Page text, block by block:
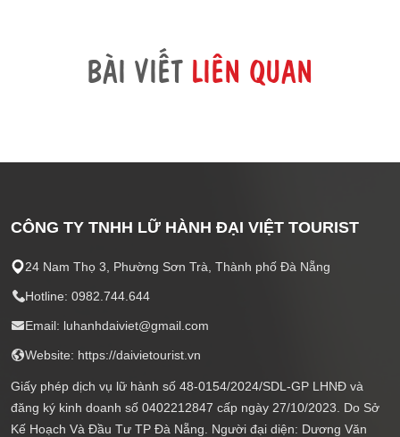
BÀI VIẾT LIÊN QUAN
CÔNG TY TNHH LỮ HÀNH ĐẠI VIỆT TOURIST
24 Nam Thọ 3, Phường Sơn Trà, Thành phố Đà Nẵng
Hotline: 0982.744.644
Email: luhanhdaiviet@gmail.com
Website: https://daivietourist.vn
Giấy phép dịch vụ lữ hành số 48-0154/2024/SDL-GP LHNĐ và
đăng ký kinh doanh số 0402212847 cấp ngày 27/10/2023. Do Sở
Kế Hoạch Và Đầu Tư TP Đà Nẵng. Người đại diện: Dương Văn